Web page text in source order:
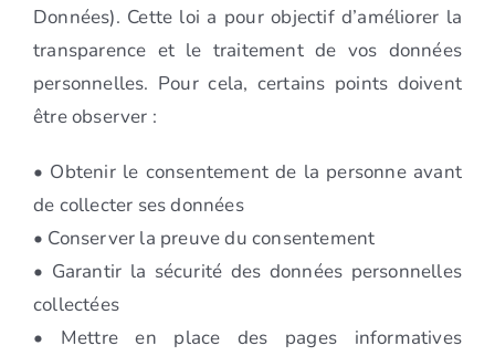
Données). Cette loi a pour objectif d’améliorer la
transparence et le traitement de vos données
personnelles. Pour cela, certains points doivent
être observer :
• Obtenir le consentement de la personne avant
de collecter ses données
• Conserver la preuve du consentement
• Garantir la sécurité des données personnelles
collectées
• Mettre en place des pages informatives